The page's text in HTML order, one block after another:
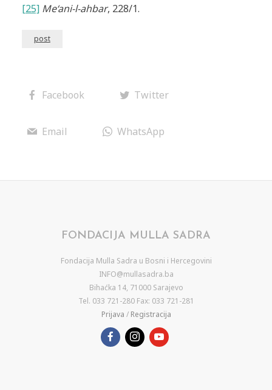
[25] Me‘ani-l-ahbar, 228/1.
post
Facebook Twitter
Email WhatsApp
FONDACIJA MULLA SADRA
Fondacija Mulla Sadra u Bosni i Hercegovini
INFO@mullasadra.ba
Bihaćka 14, 71000 Sarajevo
Tel. 033 721-280 Fax: 033 721-281
Prijava / Registracija